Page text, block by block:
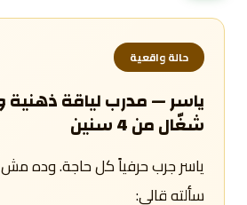
حالة واقعية
ياسر — مدرب لياقة ذهنية
شغّال من 4 سنين
ياسر جرب حرفياً كل حاجة. وده
سألته قالي: